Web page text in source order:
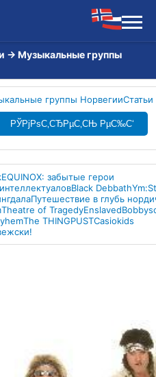
→ Музыкальные группы
группы Норвегии
РЎРјРѕС‚СЂРµС‚СЊ РµС‰С‘
EQUINOX: забытые герои
Black Debbath
Путешествие в глубь
Theatre of TragedyEnslaved
The THINGPUSTCasiokids